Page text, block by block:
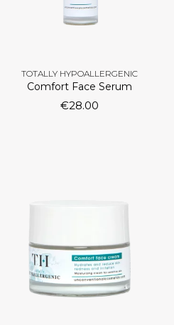
TOTALLY HYPOALLERGENIC
Comfort Face Serum
€28.00